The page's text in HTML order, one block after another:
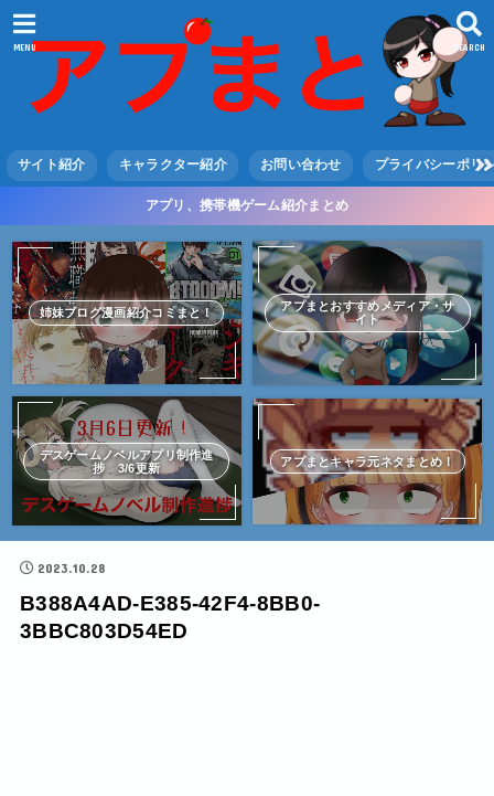
SEARCH
MENU
サイト紹介 キャラクター紹介 お問い合わせ プライバシーポリ
アプリ、携帯機ゲーム紹介まとめ
姉妹ブログ漫画紹介コミまと！
アプまとおすすめメディア・サ
イト
デスゲームノベルアプリ制作進
捗 3/6更新
アプまとキャラ元ネタまとめ！
2023.10.28
B388A4AD-E385-42F4-8BB0-
3BBC803D54ED